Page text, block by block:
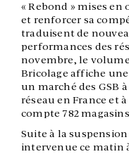
« Rebond » mises
et renforcer sa
traduisent de
performances des
novembre, le
Bricolage affiche
un marché des GSB
réseau en France et
compte 782
Suite à la
intervenue ce matin